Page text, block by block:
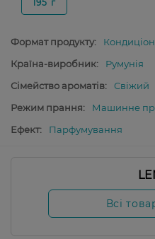
195 г
Формат продукту:
Країна-виробник:
Румунія
Сімейство ароматів:
Свіжий
Режим прання:
Машинне
Ефект:
Парфумування
Всі